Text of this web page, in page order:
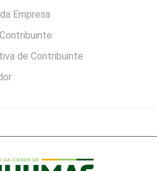
Empresa
de Contribuinte